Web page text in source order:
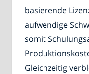
basierende
aufwendige
somit
Gleichzeitig